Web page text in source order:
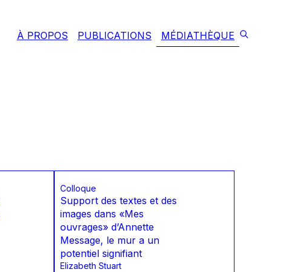
À PROPOS PUBLICATIONS MÉDIATHÈQUE
Colloque
Support des textes et des
images dans «Mes
ouvrages» d’Annette
Message, le mur a un
potentiel signifiant
Elizabeth Stuart